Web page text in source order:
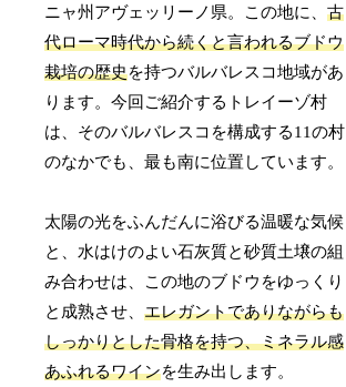
ニャ州アヴェッリーノ県。この地に、古
代ローマ時代から続くと言われるブドウ
栽培の歴史を持つバルバレスコ地域があ
ります。今回ご紹介するトレイーゾ村
は、そのバルバレスコを構成する11の村
のなかでも、最も南に位置しています。
太陽の光をふんだんに浴びる温暖な気候
と、水はけのよい石灰質と砂質土壌の組
み合わせは、この地のブドウをゆっくり
と成熟させ、エレガントでありながらも
しっかりとした骨格を持つ、ミネラル感
あふれるワインを生み出します。